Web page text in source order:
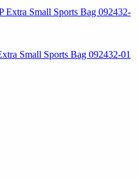
Small Sports Bag 092432-01